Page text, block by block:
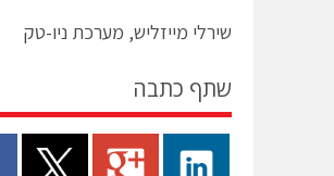
שירלי מייזליש, מערכת ניו-טק
שתף כתבה